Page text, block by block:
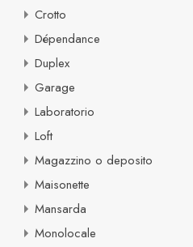
Crotto
Dépendance
Duplex
Garage
Laboratorio
Loft
Magazzino o deposito
Maisonette
Mansarda
Monolocale